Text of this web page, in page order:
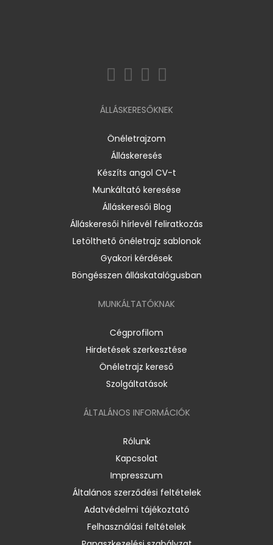
ÁLLÁSKERESŐKNEK
Önéletrajzom
Álláskeresés
Készíts angol CV-t
Munkáltató keresése
Álláskeresői Blog
Álláskeresői hírlevél feliratkozás
Letölthető önéletrajz sablonok
Gyakori kérdések
Böngésszen álláskatalógusban
MUNKÁLTATÓKNAK
Cégprofilom
Hirdetések szerkesztése
Önéletrajz kereső
Szolgáltatások
ÁLTALÁNOS INFORMÁCIÓK
Rólunk
Kapcsolat
Impresszum
Általános szerződési feltételek
Adatvédelmi tájékoztató
Felhasználási feltételek